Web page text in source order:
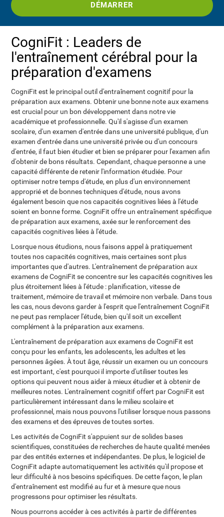
DÉMARRER
CogniFit : Leaders de
l'entraînement cérébral pour la
préparation d'examens
CogniFit est le principal outil d'entraînement cognitif pour la
préparation aux examens. Obtenir une bonne note aux examens
est crucial pour un bon développement dans notre vie
académique et professionnelle. Qu'il s'agisse d'un examen
scolaire, d'un examen d'entrée dans une université publique, d'un
examen d'entrée dans une université privée ou d'un concours
d'entrée, il faut bien étudier et bien se préparer pour l'examen afin
d'obtenir de bons résultats. Cependant, chaque personne a une
capacité différente de retenir l'information étudiée. Pour
optimiser notre temps d'étude, en plus d'un environnement
approprié et de bonnes techniques d'étude, nous avons
également besoin que nos capacités cognitives liées à l'étude
soient en bonne forme. CogniFit offre un entraînement spécifique
de préparation aux examens, axée sur le renforcement des
capacités cognitives liées à l'étude.
Losrque nous étudions, nous faisons appel à pratiquement
toutes nos capacités cognitives, mais certaines sont plus
importantes que d'autres. L'entraînement de préparation aux
examens de CogniFit se concentre sur les capacités cognitives les
plus étroitement liées à l'étude : planification, vitesse de
traitement, mémoire de travail et mémoire non verbale. Dans tous
les cas, nous devons garder à l'esprit que l'entraînement CogniFit
ne peut pas remplacer l'étude, bien qu'il soit un excellent
complément à la préparation aux examens.
L'entraînement de préparation aux examens de CogniFit est
conçu pour les enfants, les adolescents, les adultes et les
personnes âgées. À tout âge, réussir un examen ou un concours
est important, c'est pourquoi il importe d'utiliser toutes les
options qui peuvent nous aider à mieux étudier et à obtenir de
meilleures notes. L'entraînement cognitif offert par CogniFit est
particulièrement intéressant dans le milieu scolaire et
professionnel, mais nous pouvons l'utiliser lorsque nous passons
des examens et des épreuves de toutes sortes.
Les activités de CogniFit s'appuient sur de solides bases
scientifiques, constituées de recherches de haute qualité menées
par des entités externes et indépendantes. De plus, le logiciel de
CogniFit adapte automatiquement les activités qu'il propose et
leur difficulté à nos besoins spécifiques. De cette façon, le plan
d'entraînement est modifié au fur et à mesure que nous
progressons pour optimiser les résultats.
Nous pourrons accéder à ces activités à partir de différentes